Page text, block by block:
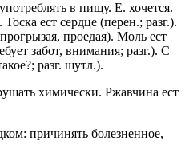
в пищу. Е. хочется.
ест сердце (перен.; разг.).
проедая). Моль ест
забот, внимания; разг.). С
разг. шутл.).
химически. Ржавчина ест
причинять болезненное,